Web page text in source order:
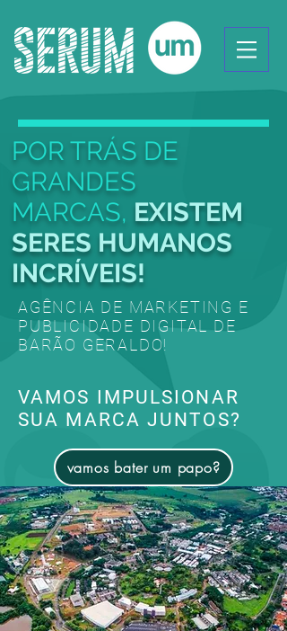
POR TRÁS DE
GRANDES
MARCAS, EXISTEM
SERES HUMANOS
INCRÍVEIS!
AGÊNCIA DE MARKETING E
PUBLICIDADE DIGITAL DE
BARÃO GERALDO!
VAMOS IMPULSIONAR
SUA MARCA JUNTOS?
vamos bater um papo?